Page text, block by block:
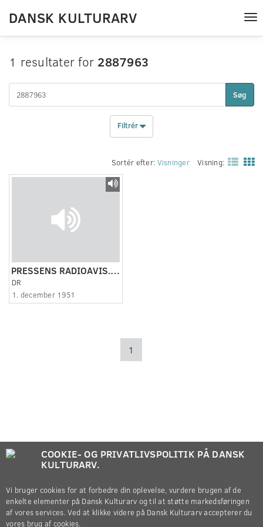
DANSK KULTURARV
1 resultater for 2887963
Søg
Filtrér
Sortér efter: Visninger Visning:
PRESSENS RADIOAVIS. JULEMESSE
DR
1. december 1951
1
COOKIE- OG PRIVATLIVSPOLITIK PÅ DANSK
KULTURARV.
Vi bruger cookies for at forbedre din oplevelse, vurdere brugen af de
enkelte elementer på Dansk Kulturarv og til at støtte markedsføringen
af vores services. Ved at klikke videre på Dansk Kulturarv accepterer du
vores brug af cookies.